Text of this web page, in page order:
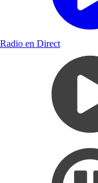
Radio en Direct